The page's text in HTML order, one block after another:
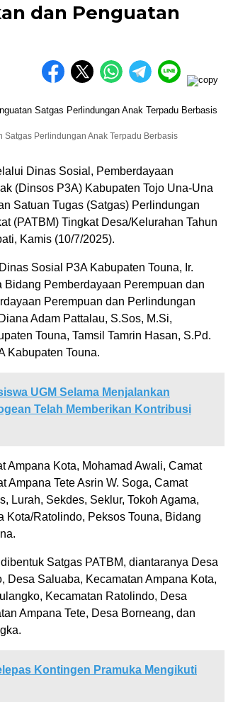
dan Penguatan
Perlindungan Anak Terpadu Berbasis
Dinas Sosial, Pemberdayaan
(Dinsos P3A) Kabupaten Tojo Una-Una
Satuan Tugas (Satgas) Perlindungan
(PATBM) Tingkat Desa/Kelurahan Tahun
Kamis (10/7/2025).
Sosial P3A Kabupaten Touna, Ir.
Pemberdayaan Perempuan dan
Perempuan dan Perlindungan
Adam Pattalau, S.Sos, M.Si,
Touna, Tamsil Tamrin Hasan, S.Pd.
Kabupaten Touna.
UGM Selama Menjalankan
Telah Memberikan Kontribusi
Ampana Kota, Mohamad Awali, Camat
Ampana Tete Asrin W. Soga, Camat
Lurah, Sekdes, Seklur, Tokoh Agama,
Kota/Ratolindo, Peksos Touna, Bidang
Satgas PATBM, diantaranya Desa
Desa Saluaba, Kecamatan Ampana Kota,
Kecamatan Ratolindo, Desa
Ampana Tete, Desa Borneang, dan
Kontingen Pramuka Mengikuti